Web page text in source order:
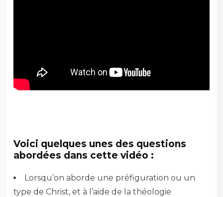
Voici quelques unes des questions
abordées dans cette vidéo :
Lorsqu’on aborde une préfiguration ou un
type de Christ, et à l’aide de la théologie